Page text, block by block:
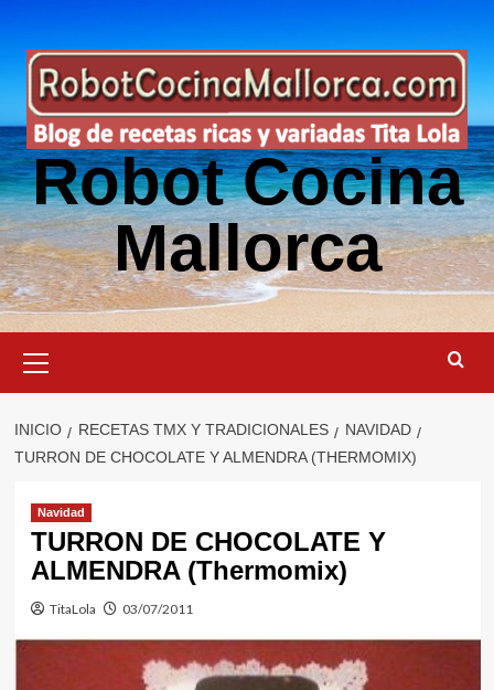
contenido
Robot Cocina
Mallorca
primario
INICIO RECETAS TMX Y TRADICIONALES
NAVIDAD
TURRON DE CHOCOLATE Y ALMENDRA (THERMOMIX)
Navidad
TURRON DE CHOCOLATE Y
ALMENDRA (Thermomix)
TitaLola 03/07/2011